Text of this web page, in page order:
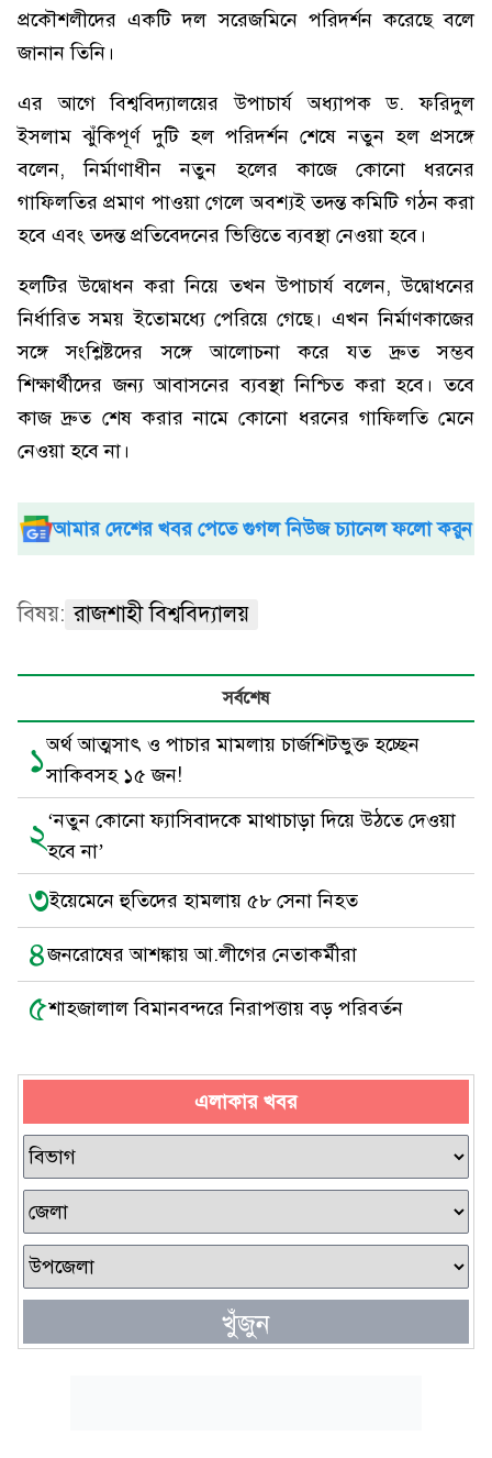
প্রকৌশলীদের একটি দল সরেজমিনে পরিদর্শন করেছে বলে
জানান তিনি।
এর আগে বিশ্ববিদ্যালয়ের উপাচার্য অধ্যাপক ড. ফরিদুল
ইসলাম ঝুঁকিপূর্ণ দুটি হল পরিদর্শন শেষে নতুন হল প্রসঙ্গে
বলেন, নির্মাণাধীন নতুন হলের কাজে কোনো ধরনের
গাফিলতির প্রমাণ পাওয়া গেলে অবশ্যই তদন্ত কমিটি গঠন করা
হবে এবং তদন্ত প্রতিবেদনের ভিত্তিতে ব্যবস্থা নেওয়া হবে।
হলটির উদ্বোধন করা নিয়ে তখন উপাচার্য বলেন, উদ্বোধনের
নির্ধারিত সময় ইতোমধ্যে পেরিয়ে গেছে। এখন নির্মাণকাজের
সঙ্গে সংশ্লিষ্টদের সঙ্গে আলোচনা করে যত দ্রুত সম্ভব
শিক্ষার্থীদের জন্য আবাসনের ব্যবস্থা নিশ্চিত করা হবে। তবে
কাজ দ্রুত শেষ করার নামে কোনো ধরনের গাফিলতি মেনে
নেওয়া হবে না।
আমার দেশের খবর পেতে গুগল নিউজ চ্যানেল ফলো করুন
বিষয়: রাজশাহী বিশ্ববিদ্যালয়
সর্বশেষ
১অর্থ আত্মসাৎ ও পাচার মামলায় চার্জশিটভুক্ত হচ্ছেন
সাকিবসহ ১৫ জন!
২‘নতুন কোনো ফ্যাসিবাদকে মাথাচাড়া দিয়ে উঠতে দেওয়া
হবে না’
৩ইয়েমেনে হুতিদের হামলায় ৫৮ সেনা নিহত
৪জনরোষের আশঙ্কায় আ.লীগের নেতাকর্মীরা
৫শাহজালাল বিমানবন্দরে নিরাপত্তায় বড় পরিবর্তন
এলাকার খবর
খুঁজুন